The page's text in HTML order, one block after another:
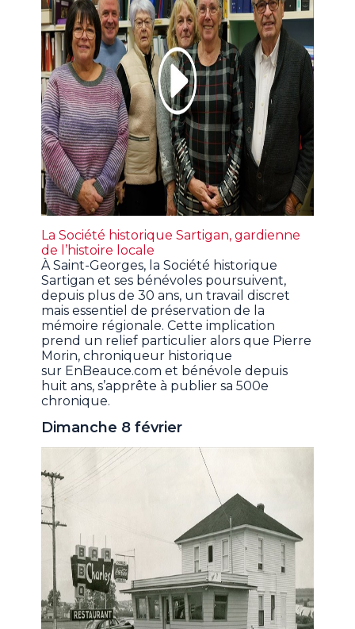
La Société historique Sartigan, gardienne
de l’histoire locale
À Saint-Georges, la Société historique
Sartigan et ses bénévoles poursuivent,
depuis plus de 30 ans, un travail discret
mais essentiel de préservation de la
mémoire régionale. Cette implication
prend un relief particulier alors que Pierre
Morin, chroniqueur historique
sur EnBeauce.com et bénévole depuis
huit ans, s’apprête à publier sa 500e
chronique.
Dimanche 8 février